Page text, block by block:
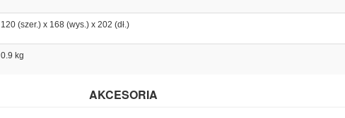
120 (szer.) x 168 (wys.) x 202 (dł.)
0.9 kg
AKCESORIA